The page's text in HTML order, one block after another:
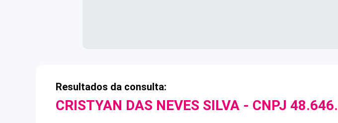
Resultados da consulta:
CRISTYAN DAS NEVES SILVA - CNPJ